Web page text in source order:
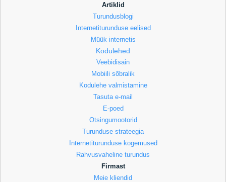
Artiklid
Turundusblogi
Internetiturunduse eelised
Müük internetis
Kodulehed
Veebidisain
Mobiili sõbralik
Kodulehe valmistamine
Tasuta e-mail
E-poed
Otsingumootorid
Turunduse strateegia
Internetiturunduse kogemused
Rahvusvaheline turundus
Firmast
Meie kliendid